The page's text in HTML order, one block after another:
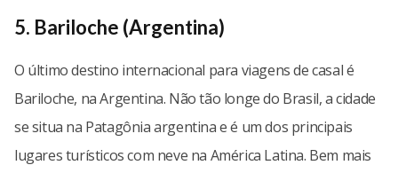
5. Bariloche (Argentina)
O último destino internacional para viagens de casal é
Bariloche, na Argentina. Não tão longe do Brasil, a cidade
se situa na Patagônia argentina e é um dos principais
lugares turísticos com neve na América Latina. Bem mais